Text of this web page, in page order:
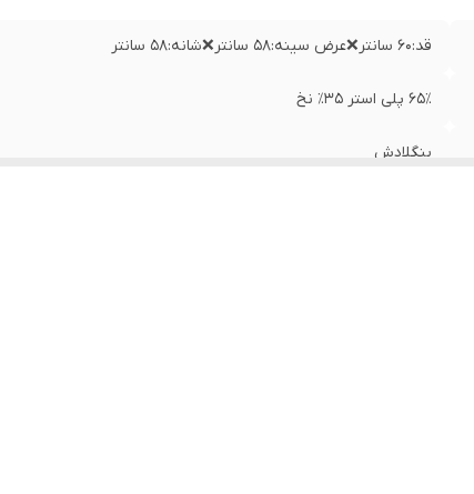
قد:۶۰ سانتر❌عرض سینه:۵۸ سانتر❌شانه:۵۸ سانتر
۶۵٪ پلی استر ۳۵٪ نخ
بنگلادش